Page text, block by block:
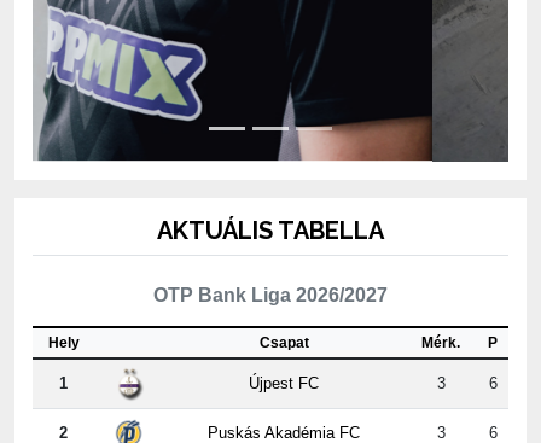
OTP Bank Liga 2026/2027
Csapat
1 Újpest FC 3 6
2 Puskás Akadémia FC 3 6
3 Vasas 3 5